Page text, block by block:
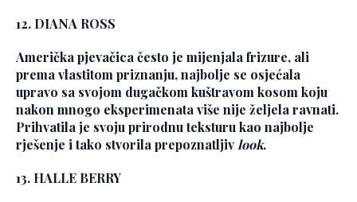
12. DIANA ROSS
Američka pjevačica često je mijenjala frizure, ali
prema vlastitom priznanju, najbolje se osjećala
upravo sa svojom dugačkom kuštravom kosom koju
nakon mnogo eksperimenata više nije željela ravnati.
Prihvatila je svoju prirodnu teksturu kao najbolje
rješenje i tako stvorila prepoznatljivlook.
13. HALLE BERRY